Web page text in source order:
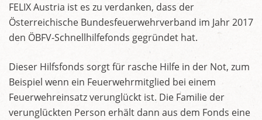
FELIX Austria ist es zu verdanken, dass der
Österreichische Bundesfeuerwehrverband im Jahr 2017
den ÖBFV-Schnellhilfefonds gegründet hat.
Dieser Hilfsfonds sorgt für rasche Hilfe in der Not, zum
Beispiel wenn ein Feuerwehrmitglied bei einem
Feuerwehreinsatz verunglückt ist. Die Familie der
verunglückten Person erhält dann aus dem Fonds eine